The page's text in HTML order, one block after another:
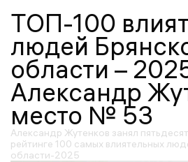
ТОП-100
людей
области –
Александр
место № 53
Александр Жутенков занял
рейтинге 100 самых влиятельных
области-2025